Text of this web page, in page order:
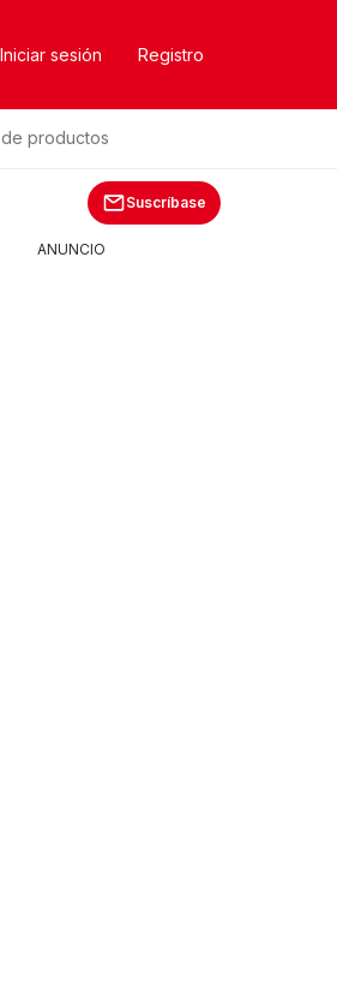
Iniciar sesión Registro
de productos
Suscríbase
ANUNCIO